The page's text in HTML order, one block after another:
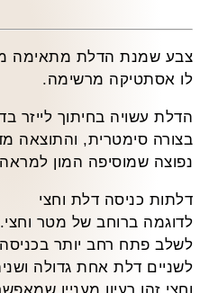
צבע שמנת הדלת מתאימה
לו אסתטיקה מרשימה.
הדלת עשויה בחיתוך לייזר
בצורה סימטרית, והתוצאה
נפוצה שמוסיפה המון
דלתות כניסה דלת וחצי
לדוגמה ברוחב של מטר וחצי.
לשלב פתח רחב יותר בכניסה
לשניים דלת אחת גדולה
וחצי זהו רעיון מעניין